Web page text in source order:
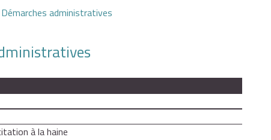
Démarches administratives
à la haine